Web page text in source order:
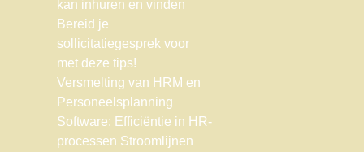
kan inhuren en vinden
Bereid je
sollicitatiegesprek voor
met deze tips!
Versmelting van HRM en
Personeelsplanning
Software: Efficiëntie in HR-
processen Stroomlijnen